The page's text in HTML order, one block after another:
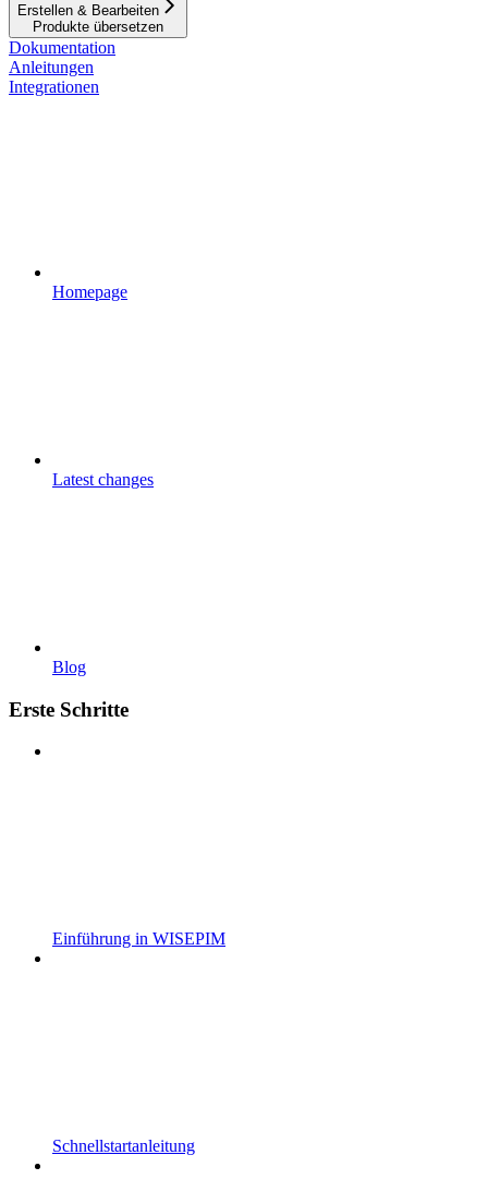
Erstellen & Bearbeiten
Produkte übersetzen
Dokumentation
Anleitungen
Integrationen
Homepage
Latest changes
Blog
Erste Schritte
Einführung in WISEPIM
Schnellstartanleitung